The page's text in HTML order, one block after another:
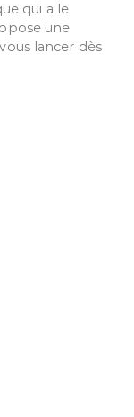
qui a le
une
lancer dès